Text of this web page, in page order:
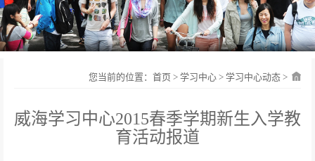
您当前的位置： 首页 > 学习中心 > 学习中心动态 >
威海学习中心2015春季学期新生入学教
育活动报道